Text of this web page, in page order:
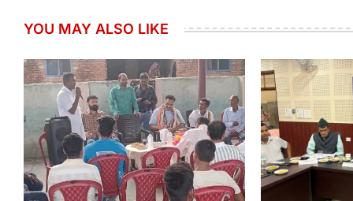
YOU MAY ALSO LIKE